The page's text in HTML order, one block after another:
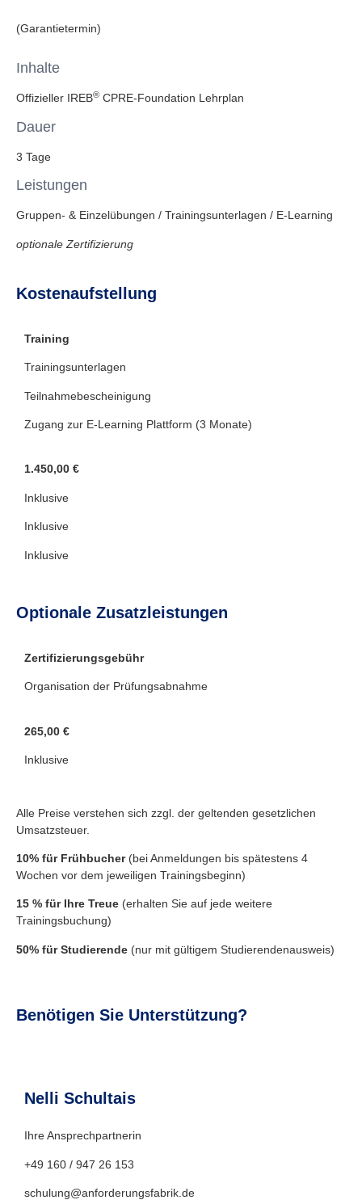
(Garantietermin)
Inhalte
Offizieller IREB® CPRE-Foundation Lehrplan
Dauer
3 Tage
Leistungen
Gruppen- & Einzelübungen / Trainingsunterlagen / E-Learning
optionale Zertifizierung
Kostenaufstellung
Training
Trainingsunterlagen
Teilnahmebescheinigung
Zugang zur E-Learning Plattform (3 Monate)
1.450,00 €
Inklusive
Inklusive
Inklusive
Optionale Zusatzleistungen
Zertifizierungsgebühr
Organisation der Prüfungsabnahme
265,00 €
Inklusive
Alle Preise verstehen sich zzgl. der geltenden gesetzlichen
Umsatzsteuer.
10% für Frühbucher (bei Anmeldungen bis spätestens 4
Wochen vor dem jeweiligen Trainingsbeginn)
15 % für Ihre Treue (erhalten Sie auf jede weitere
Trainingsbuchung)
50% für Studierende (nur mit gültigem Studierendenausweis)
Benötigen Sie Unterstützung?
Nelli Schultais
Ihre Ansprechpartnerin
+49 160 / 947 26 153
schulung@anforderungsfabrik.de